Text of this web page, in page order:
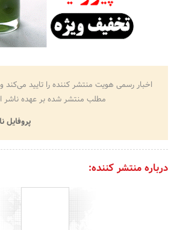
اخبار رسمی هویت منتشر کننده را تایید
مطلب منتشر شده بر عهده
پروفایل
درباره منتشر کننده: